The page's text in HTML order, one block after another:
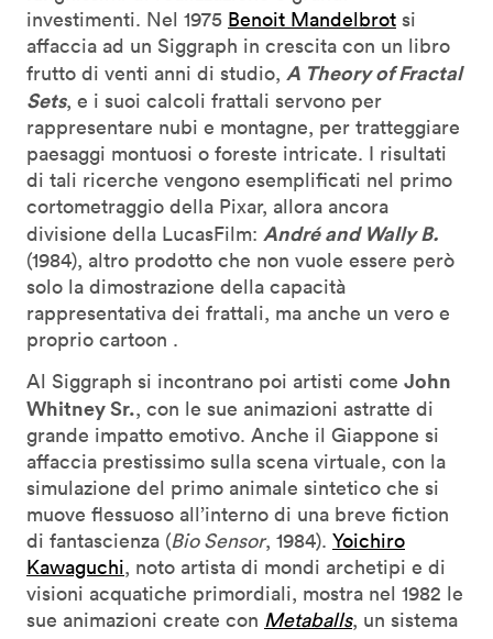
investimenti. Nel 1975 Benoit Mandelbrot si
affaccia ad un Siggraph in crescita con un libro
frutto di venti anni di studio, A Theory of Fractal
Sets, e i suoi calcoli frattali servono per
rappresentare nubi e montagne, per tratteggiare
paesaggi montuosi o foreste intricate. I risultati
di tali ricerche vengono esemplificati nel primo
cortometraggio della Pixar, allora ancora
divisione della LucasFilm: André and Wally B.
(1984), altro prodotto che non vuole essere però
solo la dimostrazione della capacità
rappresentativa dei frattali, ma anche un vero e
proprio cartoon .
Al Siggraph si incontrano poi artisti come John
Whitney Sr., con le sue animazioni astratte di
grande impatto emotivo. Anche il Giappone si
affaccia prestissimo sulla scena virtuale, con la
simulazione del primo animale sintetico che si
muove flessuoso all’interno di una breve fiction
di fantascienza (Bio Sensor, 1984). Yoichiro
Kawaguchi, noto artista di mondi archetipi e di
visioni acquatiche primordiali, mostra nel 1982 le
sue animazioni create con Metaballs, un sistema